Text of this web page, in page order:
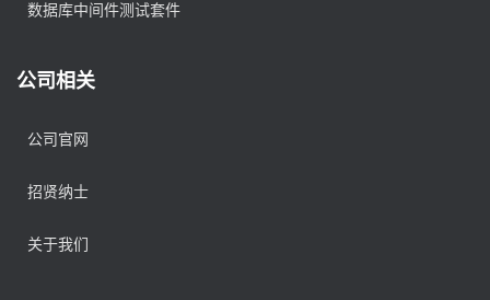
数据库中间件测试套件
公司相关
公司官网
招贤纳士
关于我们